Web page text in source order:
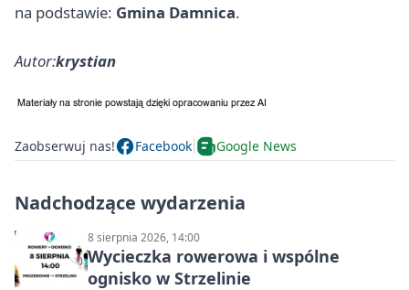
na podstawie: Gmina Damnica.
Autor:krystian
Zaobserwuj nas! Facebook Google News
Nadchodzące wydarzenia
8 sierpnia 2026, 14:00
Wycieczka rowerowa i wspólne
ognisko w Strzelinie